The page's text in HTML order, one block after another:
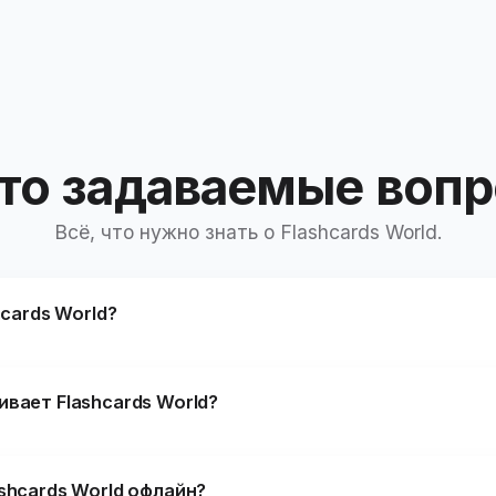
задаваемые
Всё, что нужно знать о Flashcards World.
World?
при традиционном обучении. Несколько режимов —
Flashcards World?
World офлайн?